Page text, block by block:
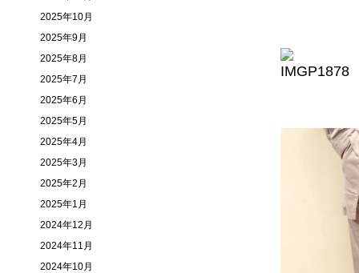
2025年10月
2025年9月
2025年8月
2025年7月
2025年6月
2025年5月
2025年4月
2025年3月
2025年2月
2025年1月
2024年12月
2024年11月
2024年10月